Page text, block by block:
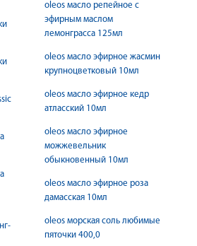
oleos масло репейное с
эфирным маслом
лемонграсса 125мл
oleos масло эфирное жасмин
крупноцветковый 10мл
oleos масло эфирное кедр
атласский 10мл
oleos масло эфирное
можжевельник
обыкновенный 10мл
oleos масло эфирное роза
дамасская 10мл
oleos морская соль любимые
пяточки 400,0